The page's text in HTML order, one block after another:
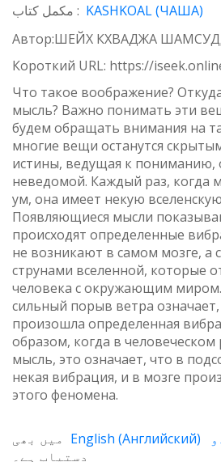
مکمل کتاب : KASHKOAL (ЧАША)
Автор:ШЕЙХ КХВАДЖА
Короткий URL: https://
Что такое воображение?
мысль? Важно понимать эти
будем обращать внимания на
многие вещи останутся
истины, ведущая к пониманию,
неведомой. Каждый раз, когда
ум, она имеет некую
Появляющиеся мысли
происходят определенные
не возникают в самом мозге, а
струнами вселенной, которые
человека с окружающим
сильный порыв ветра
произошла определенная
образом, когда в человеческом
мысль, это означает, что в
некая вибрация, и в мозге
этого феномена.
English (Английский)
میں بھی
دستیاب ہے۔